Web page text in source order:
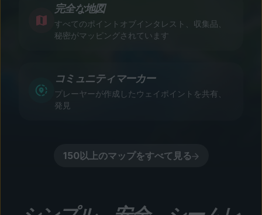
完全な地図
すべてのポイントオブインタレスト、収集品、
秘密がマッピングされています
コミュニティマーカー
プレーヤーが作成したウェイポイントを共有、
発見
150以上のマップをすべて見る